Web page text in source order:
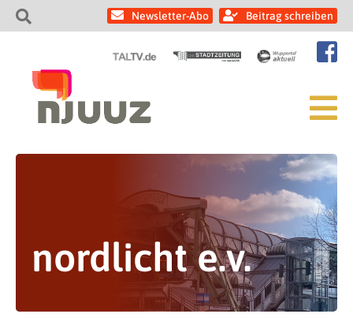
Newsletter-Abo Beitrag schreiben
nordlicht e.v.